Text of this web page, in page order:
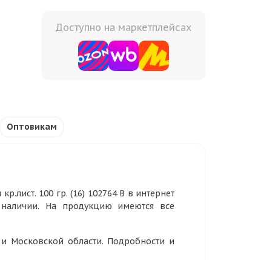
Доступно на маркетплейсах
Оптовикам
100 гр. (16) 102764 В в интернет
На продукцию имеются все
Московской области. Подробности и